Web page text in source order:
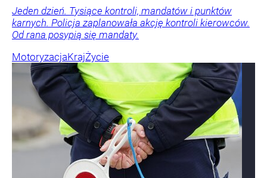
Jeden dzień. Tysiące kontroli, mandatów i punktów
karnych. Policja zaplanowała akcję kontroli kierowców.
Od rana posypią się mandaty.
MotoryzacjaKrajŻycie